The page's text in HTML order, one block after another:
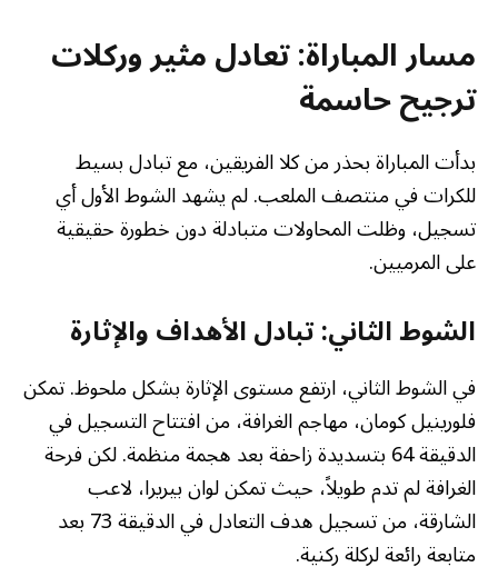
مسار المباراة: تعادل مثير وركلات
ترجيح حاسمة
بدأت المباراة بحذر من كلا الفريقين، مع تبادل بسيط
للكرات في منتصف الملعب. لم يشهد الشوط الأول أي
تسجيل، وظلت المحاولات متبادلة دون خطورة حقيقية
على المرميين.
الشوط الثاني: تبادل الأهداف والإثارة
في الشوط الثاني، ارتفع مستوى الإثارة بشكل ملحوظ. تمكن
فلورينيل كومان، مهاجم الغرافة، من افتتاح التسجيل في
الدقيقة 64 بتسديدة زاحفة بعد هجمة منظمة. لكن فرحة
الغرافة لم تدم طويلاً، حيث تمكن لوان بيريرا، لاعب
الشارقة، من تسجيل هدف التعادل في الدقيقة 73 بعد
متابعة رائعة لركلة ركنية.